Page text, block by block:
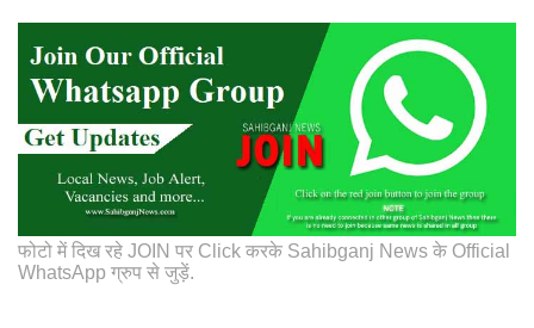
फोटो में दिख रहे JOIN पर Click करके Sahibganj News के Official
WhatsApp ग्रुप से जुड़ें.